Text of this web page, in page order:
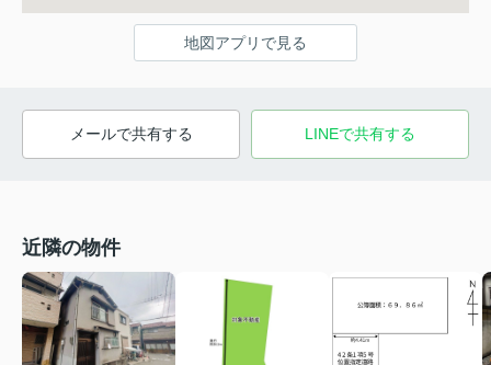
地図アプリで見る
メールで共有する LINEで共有する
近隣の物件